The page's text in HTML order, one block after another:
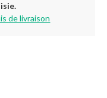
de livraison